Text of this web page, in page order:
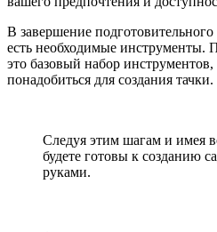
В завершение подготовительного
есть необходимые инструменты.
это базовый набор
понадобиться для создания тачки.
Следуя этим шагам и имея
будете готовы к созданию
руками.